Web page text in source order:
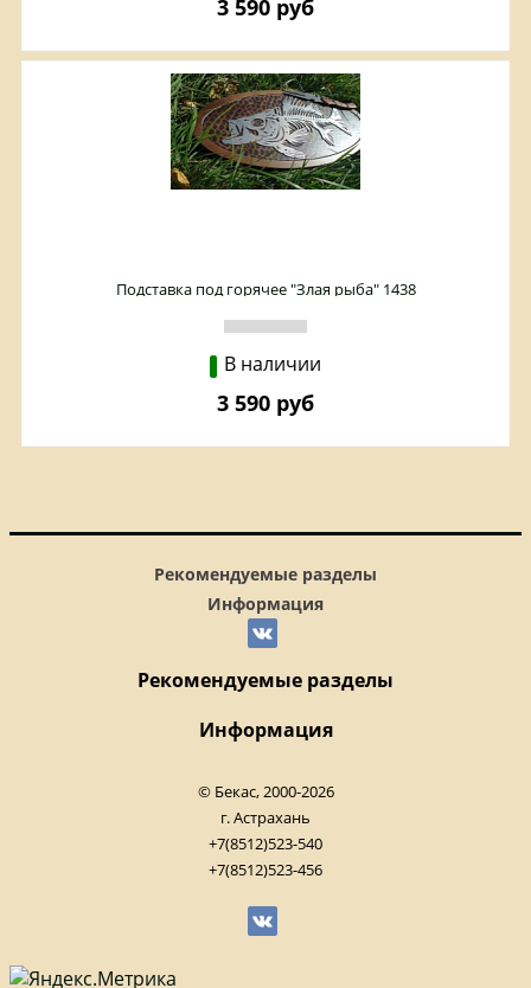
3 590 руб
Подставка под горячее "Злая рыба" 1438
В наличии
3 590 руб
Рекомендуемые разделы
Информация
Рекомендуемые разделы
Информация
© Бекас, 2000-2026
г. Астрахань
+7(8512)523-540
+7(8512)523-456